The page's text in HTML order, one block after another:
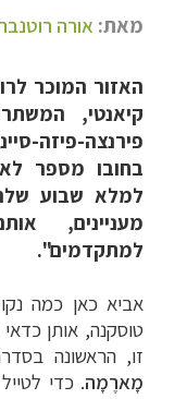
מאת: אורה
האזור המוכר
קיאנטי,
פירנצה-פיזה-
בחובו מספר
למלא שבוע
מעניינים,
למתקדמים".
אביא כאן כמה
טוסקנה, אותן
זו, הראשונה
מָארֶמָה. כדי